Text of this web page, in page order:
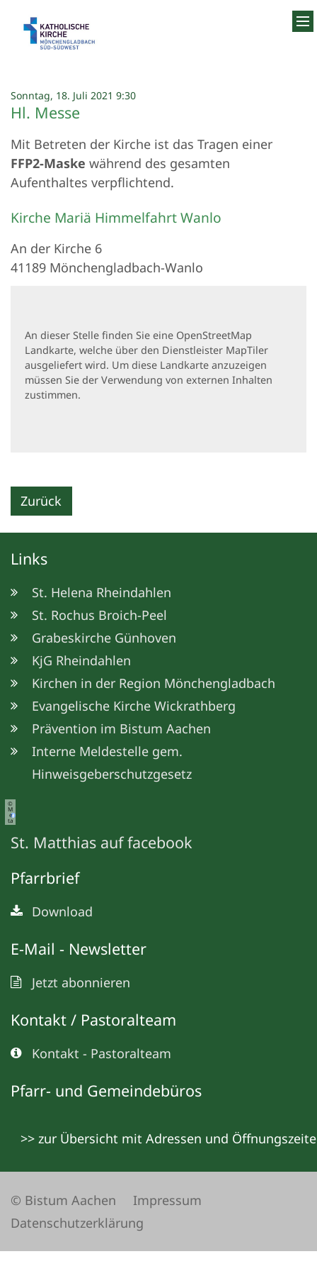
Sonntag, 18. Juli 2021 9:30:
Hl. Messe
Mit Betreten der Kirche ist das Tragen einer
FFP2-Maske während des gesamten
Aufenthaltes verpflichtend.
Kirche Mariä Himmelfahrt Wanlo
An der Kirche 6
41189 Mönchengladbach-Wanlo
An dieser Stelle finden Sie eine OpenStreetMap
Landkarte, welche über den Dienstleister MapTiler
ausgeliefert wird. Um diese Landkarte anzuzeigen
müssen Sie der Verwendung von externen Inhalten
zustimmen.
Zurück
Links
St. Helena Rheindahlen
St. Rochus Broich-Peel
Grabeskirche Günhoven
KjG Rheindahlen
Kirchen in der Region Mönchengladbach
Evangelische Kirche Wickrathberg
Prävention im Bistum Aachen
Interne Meldestelle gem.
Hinweisgeberschutzgesetz
©
M
e
ta
St. Matthias auf facebook
Pfarrbrief
Download
E-Mail - Newsletter
Jetzt abonnieren
Kontakt / Pastoralteam
Kontakt - Pastoralteam
Pfarr- und Gemeindebüros
>> zur Übersicht mit Adressen und
© Bistum Aachen
Impressum
Datenschutzerklärung